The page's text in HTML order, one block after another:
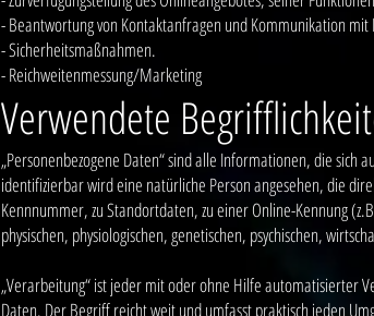
- Beantwortung von Kontaktanfragen und Kommunikation mit
- Sicherheitsmaßnahmen.
- Reichweitenmessung/Marketing
Verwendete
„Personenbezogene Daten“ sind alle Informationen, die
identifizierbar wird eine natürliche Person angesehen, die
Kennnummer, zu Standortdaten, zu einer Online-Kennung
physischen, physiologischen, genetischen, psychischen,
„Verarbeitung“ ist jeder mit oder ohne Hilfe automatisierter
Daten. Der Begriff reicht weit und umfasst praktisch jeden